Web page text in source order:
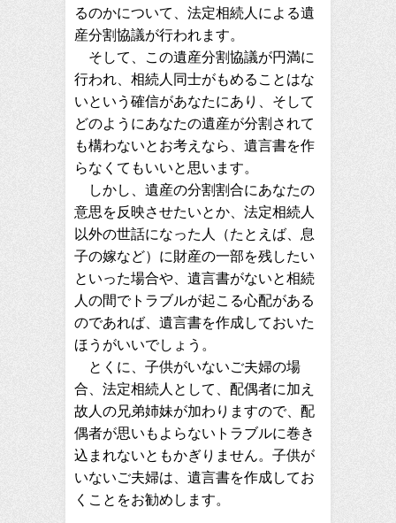
るのかについて、法定相続人による遺
産分割協議が行われます。
そして、この遺産分割協議が円満に
行われ、相続人同士がもめることはな
いという確信があなたにあり、そして
どのようにあなたの遺産が分割されて
も構わないとお考えなら、遺言書を作
らなくてもいいと思います。
しかし、遺産の分割割合にあなたの
意思を反映させたいとか、法定相続人
以外の世話になった人（たとえば、息
子の嫁など）に財産の一部を残したい
といった場合や、遺言書がないと相続
人の間でトラブルが起こる心配がある
のであれば、遺言書を作成しておいた
ほうがいいでしょう。
とくに、子供がいないご夫婦の場
合、法定相続人として、配偶者に加え
故人の兄弟姉妹が加わりますので、配
偶者が思いもよらないトラブルに巻き
込まれないともかぎりません。子供が
いないご夫婦は、遺言書を作成してお
くことをお勧めします。